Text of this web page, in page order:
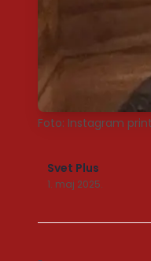
Foto: Instagram
Svet Plus
1. maj 2025.